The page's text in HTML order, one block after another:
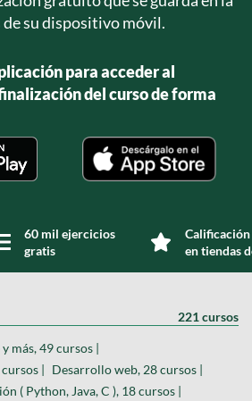
de su dispositivo móvil.
para acceder al
del curso de forma
60 mil ejercicios
gratis
en tiendas
221 cursos
más, 49 cursos |
| Desarrollo web, 28 cursos |
( Python, Java, C ), 18 cursos |